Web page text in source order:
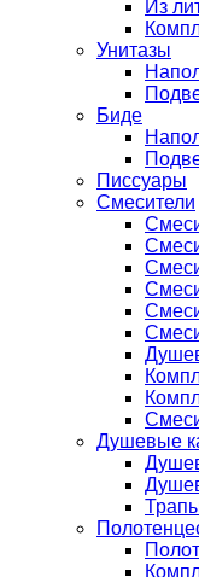
Из
Унитазы
Биде
Писсуары
Смесители
Душевые